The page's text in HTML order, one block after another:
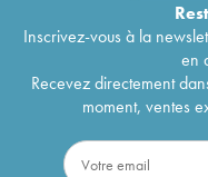
Inscrivez-vous à la
en
Recevez directement
moment, ventes